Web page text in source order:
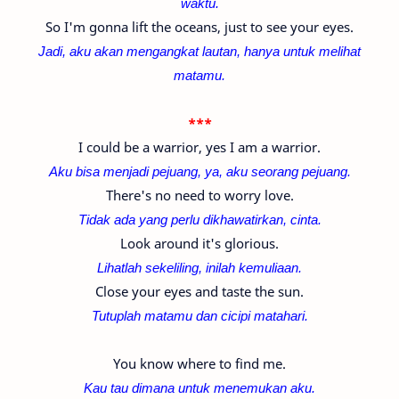
So I'm gonna lift the oceans, just to see your eyes.
Jadi, aku akan mengangkat lautan, hanya untuk melihat
matamu.
***
I could be a warrior, yes I am a warrior.
Aku bisa menjadi pejuang, ya, aku seorang pejuang.
There's no need to worry love.
Tidak ada yang perlu dikhawatirkan, cinta.
Look around it's glorious.
Lihatlah sekeliling, inilah kemuliaan.
Close your eyes and taste the sun.
Tutuplah matamu dan cicipi matahari.
You know where to find me.
Kau tau dimana untuk menemukan aku.